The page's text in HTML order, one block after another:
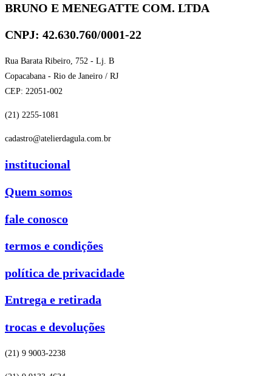
BRUNO E MENEGATTE COM. LTDA
CNPJ: 42.630.760/0001-22
Rua Barata Ribeiro, 752 - Lj. B
Copacabana - Rio de Janeiro / RJ
CEP: 22051-002
(21) 2255-1081
cadastro@atelierdagula.com.br
institucional
Quem somos
fale conosco
termos e condições
política de privacidade
Entrega e retirada
trocas e devoluções
(21) 9 9003-2238